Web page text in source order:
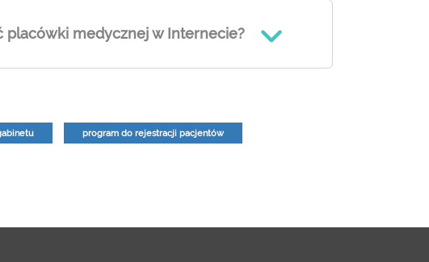
placówki medycznej w Internecie?
program do rejestracji pacjentów